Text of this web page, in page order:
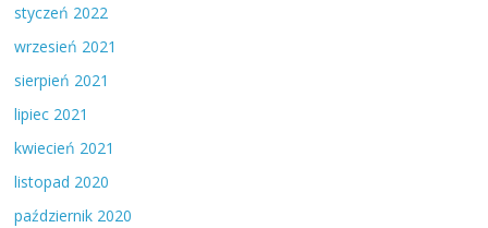
styczeń 2022
wrzesień 2021
sierpień 2021
lipiec 2021
kwiecień 2021
listopad 2020
październik 2020